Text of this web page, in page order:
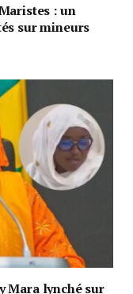
: un
sur mineurs
Mara lynché sur